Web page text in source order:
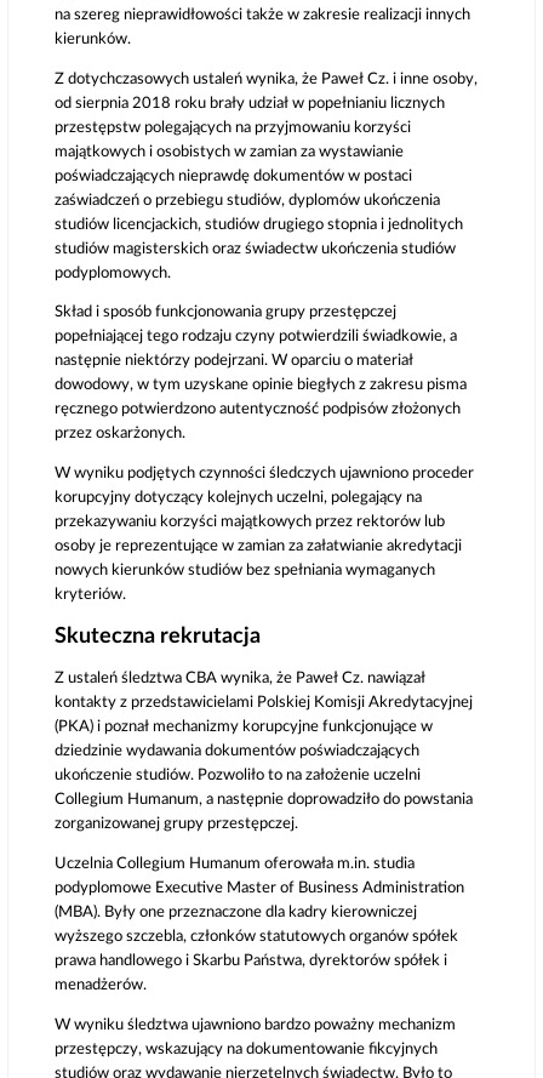
na szereg nieprawidłowości także w zakresie realizacji innych
kierunków.
Z dotychczasowych ustaleń wynika, że Paweł Cz. i inne osoby,
od sierpnia 2018 roku brały udział w popełnianiu licznych
przestępstw polegających na przyjmowaniu korzyści
majątkowych i osobistych w zamian za wystawianie
poświadczających nieprawdę dokumentów w postaci
zaświadczeń o przebiegu studiów, dyplomów ukończenia
studiów licencjackich, studiów drugiego stopnia i jednolitych
studiów magisterskich oraz świadectw ukończenia studiów
podyplomowych.
Skład i sposób funkcjonowania grupy przestępczej
popełniającej tego rodzaju czyny potwierdzili świadkowie, a
następnie niektórzy podejrzani. W oparciu o materiał
dowodowy, w tym uzyskane opinie biegłych z zakresu pisma
ręcznego potwierdzono autentyczność podpisów złożonych
przez oskarżonych.
W wyniku podjętych czynności śledczych ujawniono proceder
korupcyjny dotyczący kolejnych uczelni, polegający na
przekazywaniu korzyści majątkowych przez rektorów lub
osoby je reprezentujące w zamian za załatwianie akredytacji
nowych kierunków studiów bez spełniania wymaganych
kryteriów.
Skuteczna rekrutacja
Z ustaleń śledztwa CBA wynika, że Paweł Cz. nawiązał
kontakty z przedstawicielami Polskiej Komisji Akredytacyjnej
(PKA) i poznał mechanizmy korupcyjne funkcjonujące w
dziedzinie wydawania dokumentów poświadczających
ukończenie studiów. Pozwoliło to na założenie uczelni
Collegium Humanum, a następnie doprowadziło do powstania
zorganizowanej grupy przestępczej.
Uczelnia Collegium Humanum oferowała m.in. studia
podyplomowe Executive Master of Business Administration
(MBA). Były one przeznaczone dla kadry kierowniczej
wyższego szczebla, członków statutowych organów spółek
prawa handlowego i Skarbu Państwa, dyrektorów spółek i
menadżerów.
W wyniku śledztwa ujawniono bardzo poważny mechanizm
przestępczy, wskazujący na dokumentowanie fikcyjnych
studiów oraz wydawanie nierzetelnych świadectw. Było to